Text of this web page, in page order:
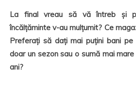
La final vreau să vă întreb și
încălțăminte v-au mulțumit? Ce
Preferați să dați mai puțini bani
doar un sezon sau o sumă mai
ani?